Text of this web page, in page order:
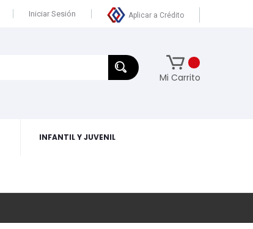
Aplicar a Crédito
Iniciar Sesión
Mi Carrito
INFANTIL Y JUVENIL